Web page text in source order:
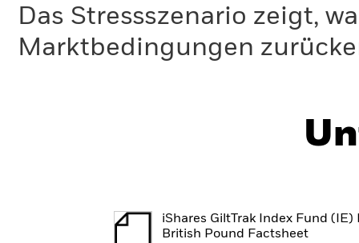
Das Stressszenario zeigt,
Marktbedingungen
iShares GiltTrak Index Fund (IE)
British Pound Factsheet